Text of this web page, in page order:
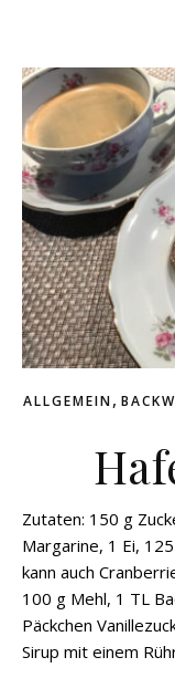
ALLGEMEIN,
Zutaten: 150 g
Margarine, 1 Ei,
kann auch
100 g Mehl, 1 TL
Päckchen
Sirup mit einem